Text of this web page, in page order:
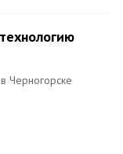
Черногорске